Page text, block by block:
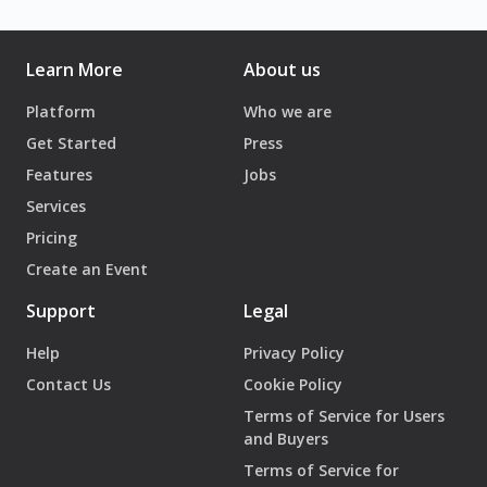
إرشاد مسرحيّ: جُنيد سريّ الدين وعمر أبي عازار
تصميم الإضاءة: جمال زركي
فريق زقاق التنفيذيّ
مديرة البرامج: جنى بو مطر
مدير مقر: سرجون سريّ الدين
مسؤول لوجستيّ: حسين الحمود - عزّو
مديرة تقنيّة: أنطونيلا رزق
مسؤولة تواصل: ساندرا عبدالباقي
مسؤول إداريّ وماليّ: جان هيمو
Learn More
Platform
Get Started
Features
Services
Pricing
Create an Event
About us
Who we are
Press
Jobs
Support
Help
Contact Us
Legal
Privacy Policy
Cookie Policy
Terms of Service for Users
and Buyers
Terms of Service for